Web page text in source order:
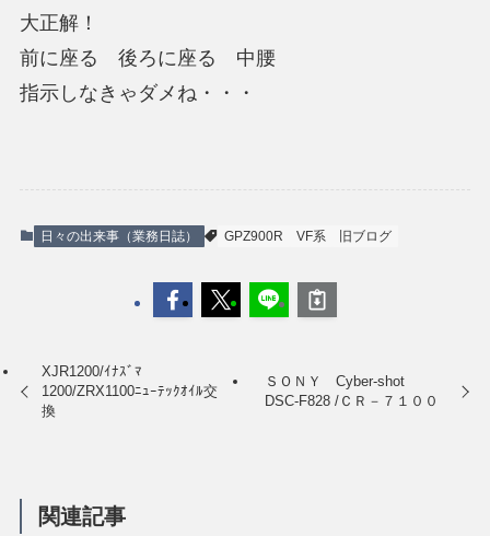
大正解！
前に座る 後ろに座る 中腰
指示しなきゃダメね・・・
日々の出来事（業務日誌） GPZ900R VF系 旧ブログ
XJR1200/ｲﾅｽﾞﾏ
1200/ZRX1100ﾆｭｰﾃｯｸｵｲﾙ交
換
ＳＯＮＹ Cyber-shot
DSC-F828 /ＣＲ－７１００
関連記事